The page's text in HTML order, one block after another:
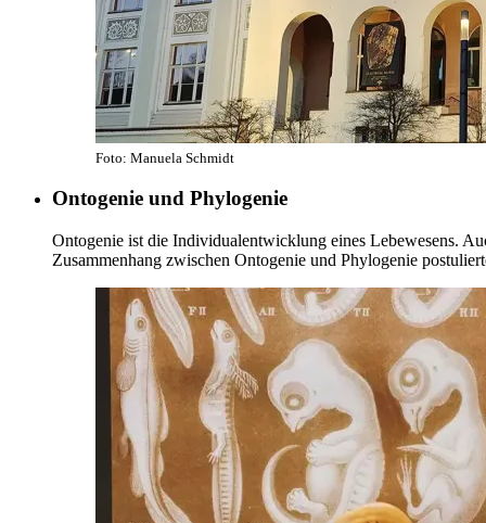
Foto: Manuela Schmidt
Ontogenie und Phylogenie
Ontogenie ist die Individualentwicklung eines Lebewesens.
Zusammenhang zwischen Ontogenie und Phylogenie